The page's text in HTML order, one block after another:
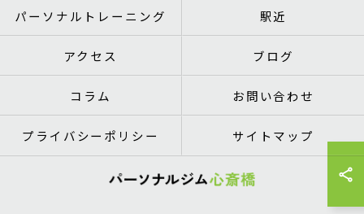
パーソナルトレーニング 駅近
アクセス ブログ
コラム お問い合わせ
プライバシーポリシー サイトマップ